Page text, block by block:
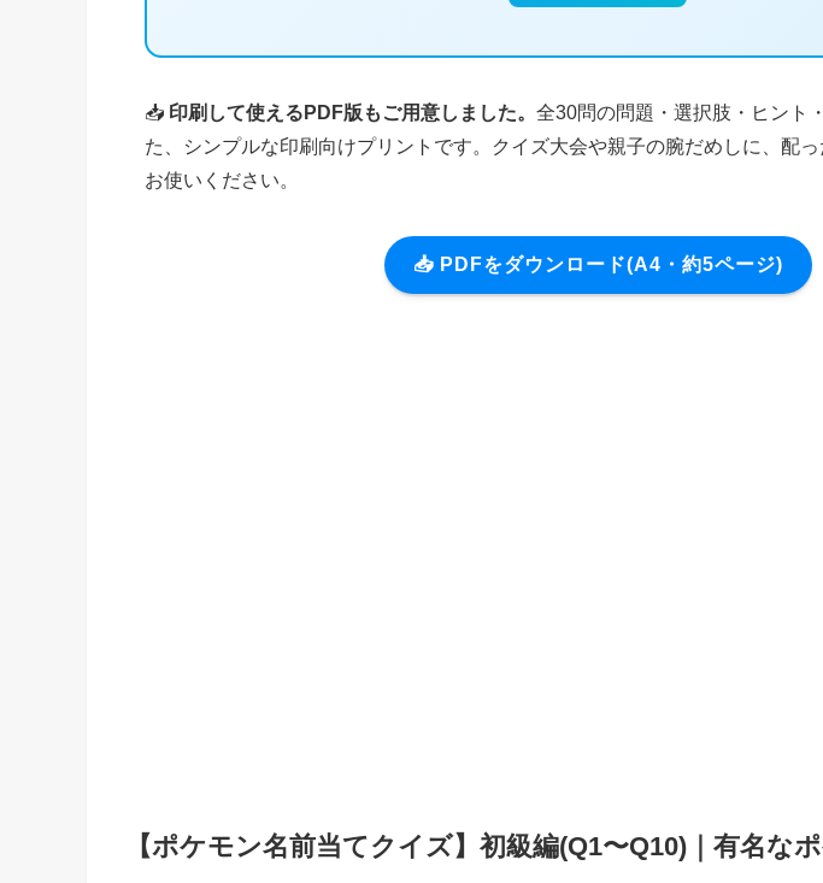
📥 印刷して使えるPDF版もご用意しました。 全30問の問題・選択肢・ヒント
た、シンプルな印刷向けプリントです。クイズ大会や親子の腕だめしに、配
お使いください。
📥 PDFをダウンロード(A4・約5ページ)
【ポケモン名前当てクイズ】初級編(Q1〜Q10)｜有名な